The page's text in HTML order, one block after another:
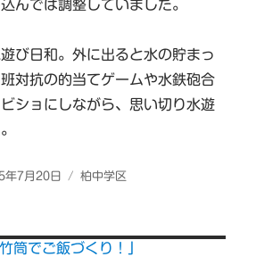
んでは調整していました。
び日和。外に出ると水の貯まっ
対抗の的当てゲームや水鉄砲合
ショにしながら、思い切り水遊
年7月20日
カ
ー
柏中学区
筒でご飯づくり！」